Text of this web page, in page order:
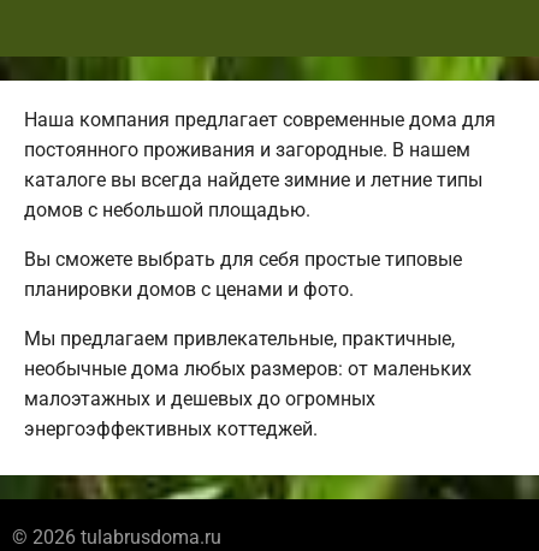
Наша компания предлагает современные дома для
постоянного проживания и загородные. В нашем
каталоге вы всегда найдете зимние и летние типы
домов с небольшой площадью.
Вы сможете выбрать для себя простые типовые
планировки домов с ценами и фото.
Мы предлагаем привлекательные, практичные,
необычные дома любых размеров: от маленьких
малоэтажных и дешевых до огромных
энергоэффективных коттеджей.
© 2026 tulabrusdoma.ru